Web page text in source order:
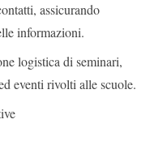
assicurando
informazioni.
logistica di seminari,
eventi rivolti alle scuole.